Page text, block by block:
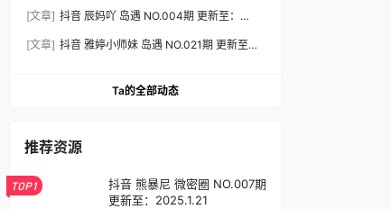
[文章] 抖音 辰妈吖 岛遇 NO.004期 更新至：
[文章] 抖音 雅婷小师妹 岛遇 NO.021期 更新至：
Ta的全部动态
推荐资源
TOP1
抖音 熊暴尼 微密圈 NO.007期
更新至：2025.1.21